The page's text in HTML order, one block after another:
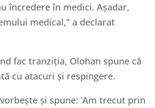
încredere în medici. Așadar,
medical,” a declarat
fac tranziția, Olohan spune că
cu atacuri și respingere.
și spune: ‘Am trecut prin